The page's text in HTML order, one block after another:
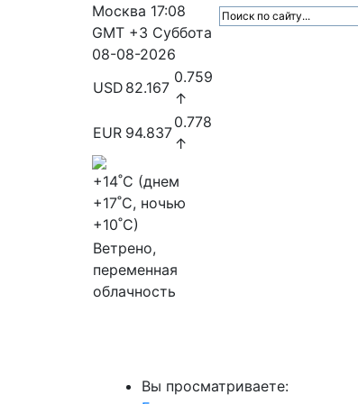
Москва 17:08
GMT +3 Суббота
08-08-2026
USD 82.167
0.759
↑
EUR 94.837
0.778
↑
+14˚C (днем
+17˚C, ночью
+10˚C)
Ветрено,
переменная
облачность
Вы просматриваете: